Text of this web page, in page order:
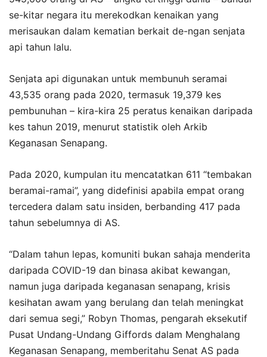
se-kitar negara itu merekodkan kenaikan yang
merisaukan dalam kematian berkait de-ngan senjata
api tahun lalu.
Senjata api digunakan untuk membunuh seramai
43,535 orang pada 2020, termasuk 19,379 kes
pembunuhan – kira-kira 25 peratus kenaikan daripada
kes tahun 2019, menurut statistik oleh Arkib
Keganasan Senapang.
Pada 2020, kumpulan itu mencatatkan 611 “tembakan
beramai-ramai”, yang didefinisi apabila empat orang
tercedera dalam satu insiden, berbanding 417 pada
tahun sebelumnya di AS.
“Dalam tahun lepas, komuniti bukan sahaja menderita
daripada COVID-19 dan binasa akibat kewangan,
namun juga daripada keganasan senapang, krisis
kesihatan awam yang berulang dan telah meningkat
dari semua segi,” Robyn Thomas, pengarah eksekutif
Pusat Undang-Undang Giffords dalam Menghalang
Keganasan Senapang, memberitahu Senat AS pada